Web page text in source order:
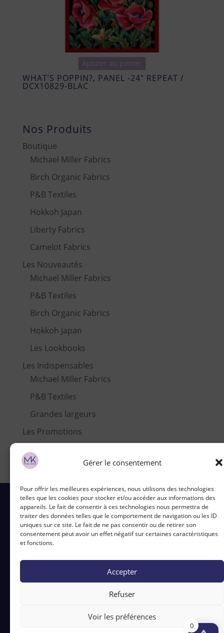
Gérer le consentement
Pour offrir les meilleures expériences, nous utilisons des technologies
telles que les cookies pour stocker et/ou accéder aux informations des
appareils. Le fait de consentir à ces technologies nous permettra de
traiter des données telles que le comportement de navigation ou les ID
uniques sur ce site. Le fait de ne pas consentir ou de retirer son
consentement peut avoir un effet négatif sur certaines caractéristiques
et fonctions.
Accepter
Refuser
Voir les préférences
Ajouter au panier
WHAT’S POPPIN?, PANEL -24″ REPEAT /
DCX10829-BLAC
Nos Produits
Boutique
Michael Miller Fabrics
Birch Organic Fabrics
P&B Textiles
Hokkoh Japan
Liberty Fabrics
Camelot Fabrics
Les Nouveautés
Michael Miller Fabrics
P&B Textiles
Birch Organic Fabrics
Hokkoh Japan
Les Lookbooks
Les Indispensables
Michael Miller Fabrics
P&B Textiles
Grandes largeurs
Les Promotions
Contact
5 Bd du Ronceray, 49100 Angers
©2026 Miss kika – Tout droit réservé
0